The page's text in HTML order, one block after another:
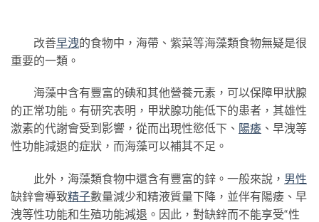
改善早洩的食物中，海帶、紫菜等海藻類食物無疑是很
重要的一類。
海藻中含有豐富的碘和其他營養元素，可以保障甲狀腺
的正常功能。有研究表明，甲狀腺功能低下的患者，其雄性
激素的代謝會受到影響，從而出現性慾低下、 陽痿 、早洩等
性功能減退的症狀，而海藻可以補其不足。
此外，海藻類食物中還含有豐富的鋅。一般來說， 男性
缺鋅會導致精子數量減少和精液質量下降，並伴有陽痿、早
洩等性功能和生殖功能減退。因此，對缺鋅而不能享受“性